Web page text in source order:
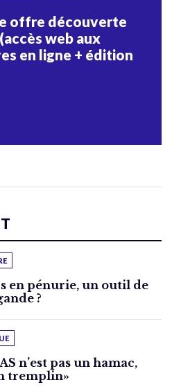
offre découverte
web aux
en ligne + édition
en pénurie, un outil de
?
n’est pas un hamac,
tremplin»